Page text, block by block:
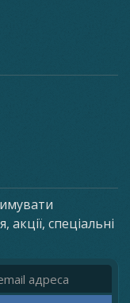
спеціальні